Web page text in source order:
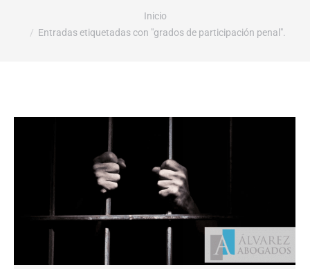
Inicio
Entradas etiquetadas con "grados de participación penal".